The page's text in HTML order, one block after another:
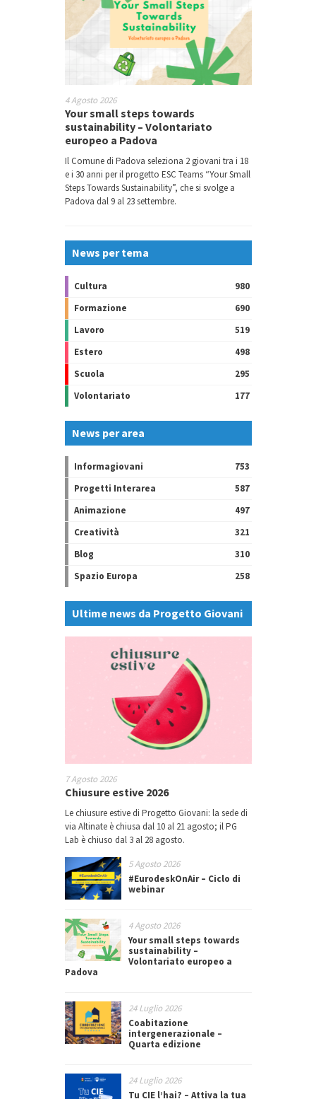
4 Agosto 2026
Your small steps towards
sustainability – Volontariato
europeo a Padova
Il Comune di Padova seleziona 2 giovani tra i 18
e i 30 anni per il progetto ESC Teams “Your Small
Steps Towards Sustainability”, che si svolge a
Padova dal 9 al 23 settembre.
News per tema
Cultura
980
Formazione
690
Lavoro
519
Estero
498
Scuola
295
Volontariato
177
News per area
Informagiovani
753
Progetti Interarea
587
Animazione
497
Creatività
321
Blog
310
Spazio Europa
258
Ultime news da Progetto Giovani
7 Agosto 2026
Chiusure estive 2026
Le chiusure estive di Progetto Giovani: la sede di
via Altinate è chiusa dal 10 al 21 agosto; il PG
Lab è chiuso dal 3 al 28 agosto.
5 Agosto 2026
#EurodeskOnAir – Ciclo di
webinar
4 Agosto 2026
Your small steps towards
sustainability –
Volontariato europeo a
Padova
24 Luglio 2026
Coabitazione
intergenerazionale –
Quarta edizione
24 Luglio 2026
Tu CIE l’hai? – Attiva la tua